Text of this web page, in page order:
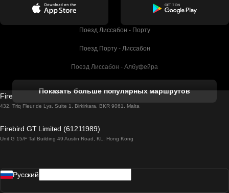
Поезд Лиссабон - Порту
Поезд Порту - Лиссабон
Поезд Лиссабон - Албуфейра
Поезд Лиссабон - Лагос
Поезд Лиссабон - Мадрид
Показать больше популярных маршрутов
Firebird GT Limited (OC 1451)
432, Triq Fleur de Lys, Suite 1, Birkirkara, BKR 9061, Malta
Firebird GT Limited (61211989)
Unit G 15/F Tal Building 49 Austin Road, KL, Hong Kong
Pусский